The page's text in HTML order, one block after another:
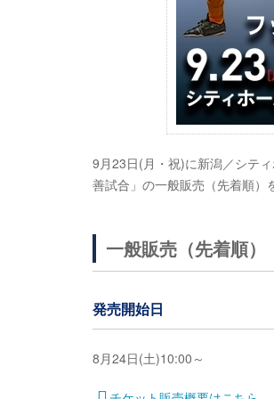
9月23日(月・祝)に新潟／シテ
善試合」の一般販売（先着順）
一般販売（先着順）
発売開始日
8月24日(土)10:00～